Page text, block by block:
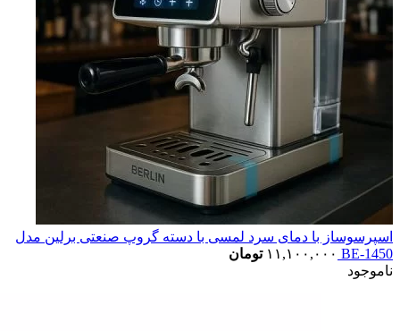
اسپرسوساز با دمای سرد لمسی با دسته گروپ صنعتی برلین مدل
BE-1450 ۱۱,۱۰۰,۰۰۰ تومان
ناموجود